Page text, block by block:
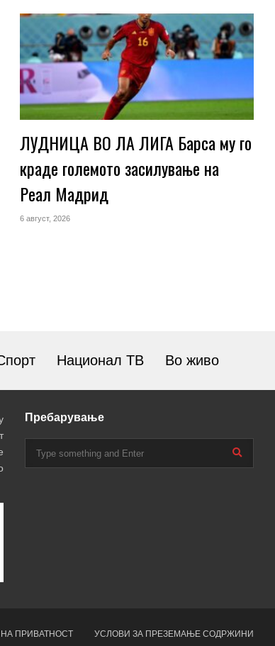
ЛУДНИЦА ВО ЛА ЛИГА Барса му го
краде големото засилување на
Реал Мадрид
6 август, 2026
Национал ТВ Во живо
Пребарување
ПРИВАТНОСТ УСЛОВИ ЗА ПРЕЗЕМАЊЕ СОДРЖИНИ